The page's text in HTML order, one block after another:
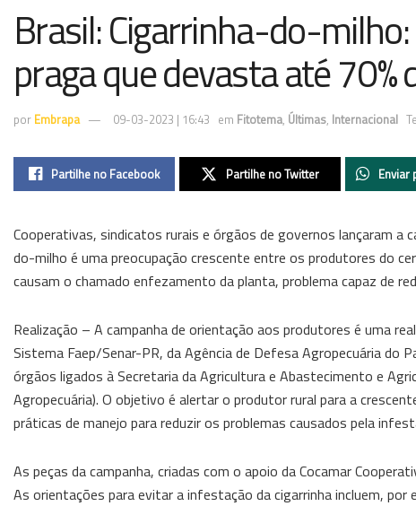
Brasil: Cigarrinha-do-
praga que devasta até
por Embrapa 09-03-2023 | 16:43 em Fitotema, Últimas, Internacional
Partilhe no Facebook Partilhe no Twitter Enviar
Cooperativas, sindicatos rurais e órgãos de governos lançaram a
do-milho é uma preocupação crescente entre os produtores do
causam o chamado enfezamento da planta, problema capaz de
Realização – A campanha de orientação aos produtores é uma
Sistema Faep/Senar-PR, da Agência de Defesa Agropecuária do
órgãos ligados à Secretaria da Agricultura e Abastecimento e
Agropecuária). O objetivo é alertar o produtor rural para a
práticas de manejo para reduzir os problemas causados pela
As peças da campanha, criadas com o apoio da Cocamar
As orientações para evitar a infestação da cigarrinha incluem, por